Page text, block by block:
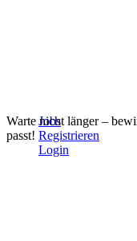
Jobs
Registrieren
Login
Warte nicht länger –
passt!